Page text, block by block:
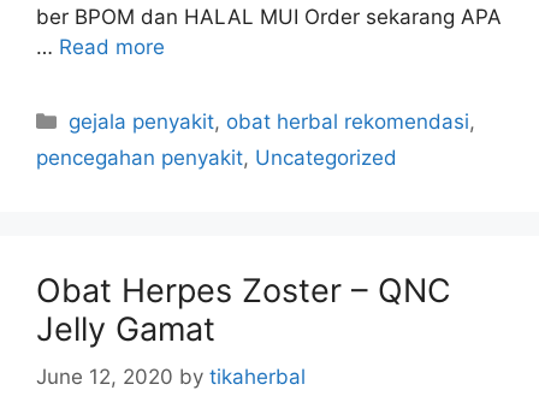
ber BPOM dan HALAL MUI Order sekarang APA
… Read more
C
r
i
s
gejala penyakit, obat herbal rekomendasi,
pencegahan penyakit, Uncategorized
Obat Herpes Zoster – QNC
Jelly Gamat
June 12, 2020 by tikaherbal